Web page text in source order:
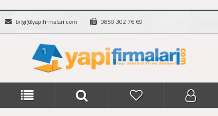
bilgi@yapifirmalari.com 0850 302 76 69